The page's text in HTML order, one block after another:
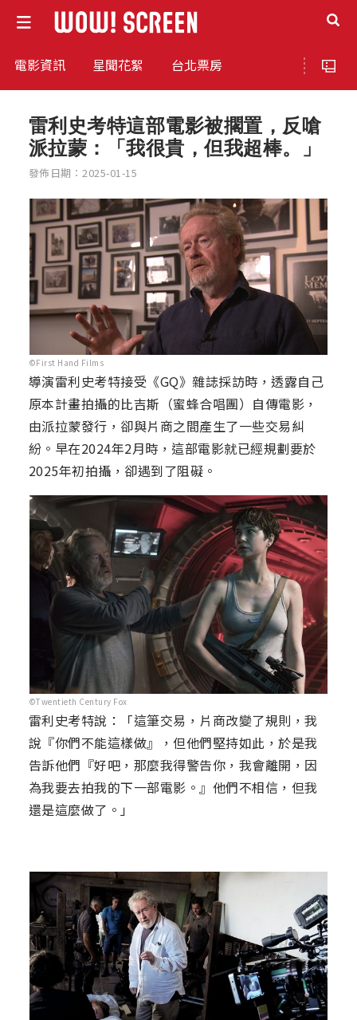
電影資訊 星聞花絮 台北票房
雷利史考特這部電影被擱置，反嗆
派拉蒙：「我很貴，但我超棒。」
發佈日期：2025-01-15
©First Hand Films
導演雷利史考特接受《GQ》雜誌採訪時，透露自己
原本計畫拍攝的比吉斯（蜜蜂合唱團）自傳電影，
由派拉蒙發行，卻與片商之間產生了一些交易糾
紛。早在2024年2月時，這部電影就已經規劃要於
2025年初拍攝，卻遇到了阻礙。
©Twentieth Century Fox
雷利史考特說：「這筆交易，片商改變了規則，我
說『你們不能這樣做』，但他們堅持如此，於是我
告訴他們『好吧，那麼我得警告你，我會離開，因
為我要去拍我的下一部電影。』他們不相信，但我
還是這麼做了。」